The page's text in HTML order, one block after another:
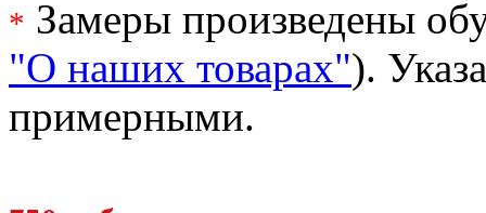
* Замеры произведены
"О наших товарах").
примерными.